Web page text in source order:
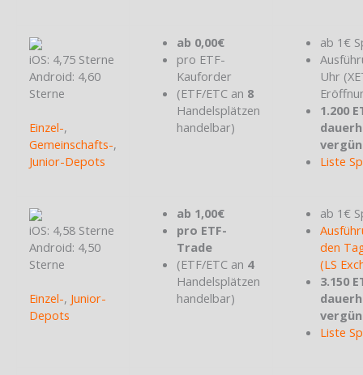
iOS: 4,75 Sterne
Android: 4,60
Sterne
Einzel-,
Gemeinschafts-,
Junior-Depots
ab 0,00€
pro ETF-
Kauforder
(ETF/ETC an 8
Handelsplätzen
handelbar)
ab 1€
Uhr
1.200
Liste
iOS: 4,58 Sterne
Android: 4,50
Sterne
Einzel-, Junior-
Depots
ab 1,00€
pro ETF-
Trade
(ETF/ETC an 4
Handelsplätzen
handelbar)
ab 1€
den
(LS
3.150
Liste